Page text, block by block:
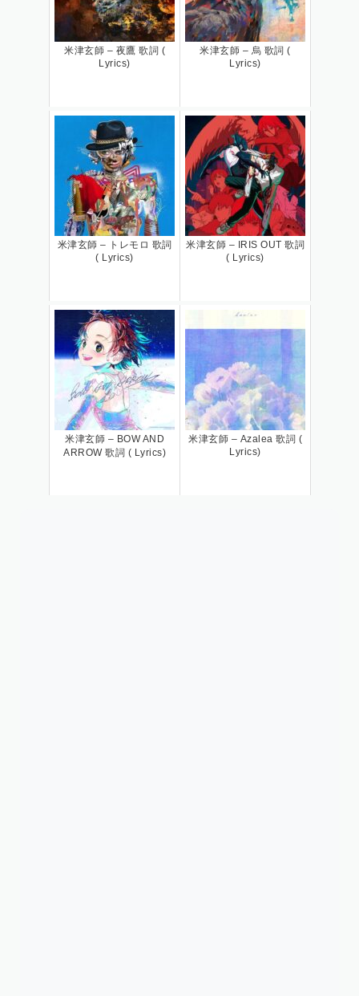
米津玄師 – 夜鷹 歌詞 (
Lyrics)
米津玄師 – 烏 歌詞 (
Lyrics)
米津玄師 – トレモロ 歌詞
( Lyrics)
米津玄師 – IRIS OUT 歌詞
( Lyrics)
米津玄師 – BOW AND
ARROW 歌詞 ( Lyrics)
米津玄師 – Azalea 歌詞 (
Lyrics)